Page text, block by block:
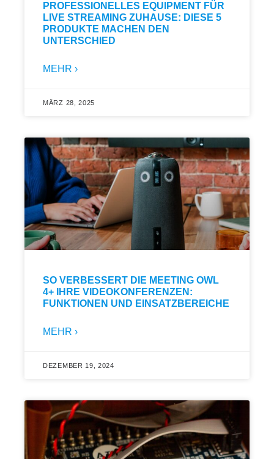
PROFESSIONELLES EQUIPMENT FÜR
LIVE STREAMING ZUHAUSE: DIESE 5
PRODUKTE MACHEN DEN
UNTERSCHIED
MEHR ›
MÄRZ 28, 2025
SO VERBESSERT DIE MEETING OWL
4+ IHRE VIDEOKONFERENZEN:
FUNKTIONEN UND EINSATZBEREICHE
MEHR ›
DEZEMBER 19, 2024